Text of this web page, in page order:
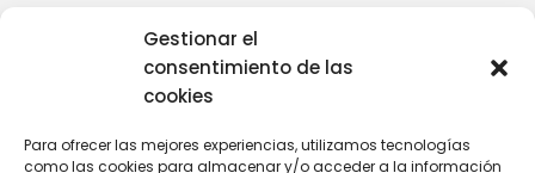
Gestionar el
consentimiento de las
cookies
Para ofrecer las mejores experiencias, utilizamos tecnologías
como las cookies para almacenar y/o acceder a la información
Más información en: